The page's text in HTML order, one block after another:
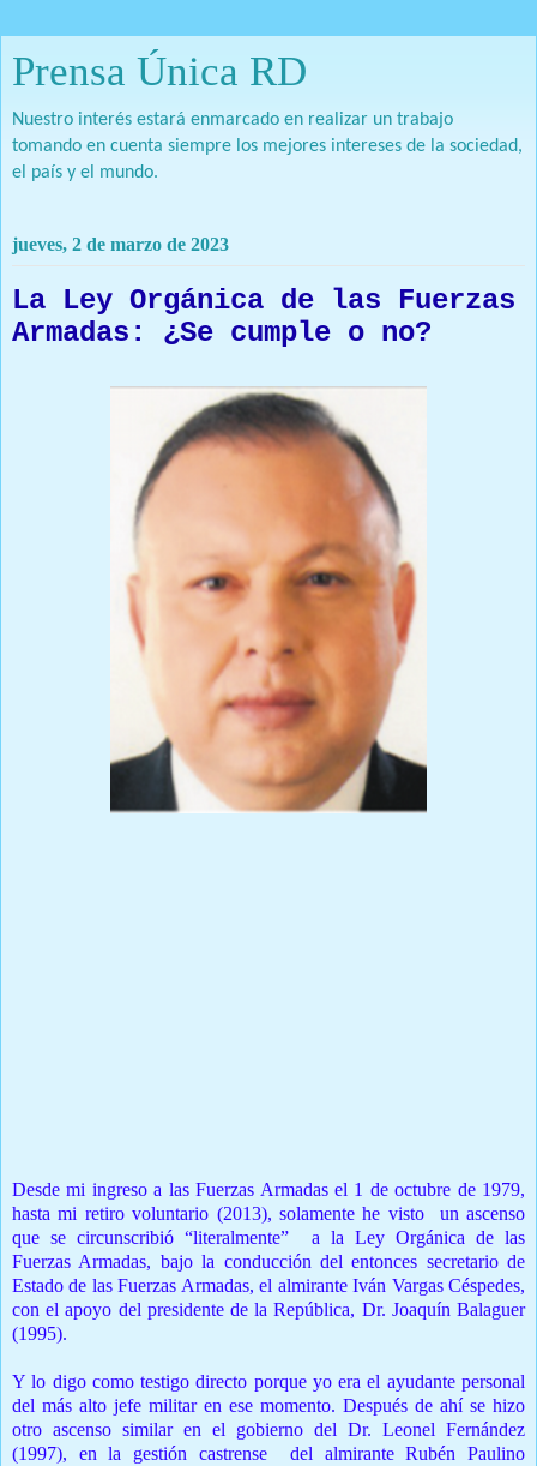
Prensa Única RD
Nuestro interés estará enmarcado en realizar un trabajo
tomando en cuenta siempre los mejores intereses de la sociedad,
el país y el mundo.
jueves, 2 de marzo de 2023
La Ley Orgánica de las Fuerzas
Armadas: ¿Se cumple o no?
Desde mi ingreso a las Fuerzas Armadas el 1 de octubre de 1979,
hasta mi retiro voluntario (2013), solamente he visto un ascenso
que se circunscribió “literalmente” a la Ley Orgánica de las
Fuerzas Armadas, bajo la conducción del entonces secretario de
Estado de las Fuerzas Armadas, el almirante Iván Vargas Céspedes,
con el apoyo del presidente de la República, Dr. Joaquín Balaguer
(1995).
Y lo digo como testigo directo porque yo era el ayudante personal
del más alto jefe militar en ese momento. Después de ahí se hizo
otro ascenso similar en el gobierno del Dr. Leonel Fernández
(1997), en la gestión castrense del almirante Rubén Paulino